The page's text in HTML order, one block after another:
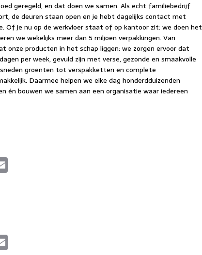
geregeld, en dat doen we samen. Als echt familiebedrijf
de deuren staan open en je hebt dagelijks contact met
Of je nu op de werkvloer staat of op kantoor zit: we doen het
we wekelijks meer dan 5 miljoen verpakkingen. Van
producten in het schap liggen: we zorgen ervoor dat
per week, gevuld zijn met verse, gezonde en smaakvolle
groenten tot verspakketten en complete
Daarmee helpen we elke dag honderdduizenden
én bouwen we samen aan een organisatie waar iedereen